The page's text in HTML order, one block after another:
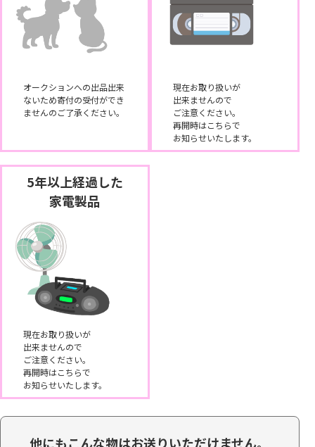
オークションへの出品出来
ないため寄付の受付ができ
ませんのご了承ください。
現在お取り扱いが
出来ませんので
ご注意ください。
再開時はこちらで
お知らせいたします。
5年以上経過した
家電製品
現在お取り扱いが
出来ませんので
ご注意ください。
再開時はこちらで
お知らせいたします。
他にもこんな物はお送りいただけません。